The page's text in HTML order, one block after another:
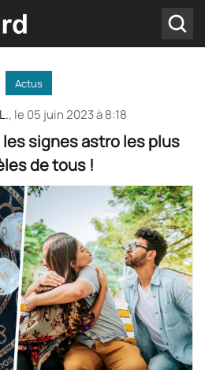
Actus
, le 05 juin 2023 à 8:18
signes astro les plus
de tous !